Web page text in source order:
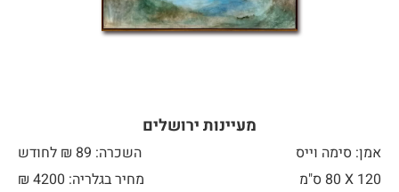
מעיינות ירושלים
אמן: סימה וייס
השכרה: 89 ₪ לחודש
120 X
מחיר בגלריה: 4200 ₪